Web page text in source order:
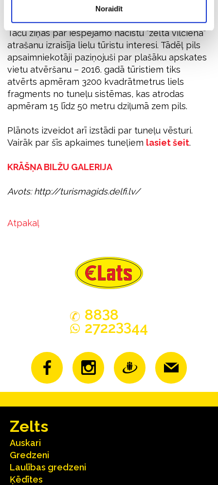
Noraidīt
Daļa no šīm pazemes būvēm jau līdz šim bijušas
pieejama publikai vietējā muzeja gidu pavadībā.
Taču ziņas par iespējamo nacistu "zelta vilciena"
atrašanu izraisīja lielu tūristu interesi. Tādēļ pils
apsaimniekotāji paziņojuši par plašāku apskates
vietu atvēršanu – 2016. gadā tūristiem tiks
atvērts apmēram 3200 kvadrātmetrus liels
fragments no tuneļu sistēmas, kas atrodas
apmēram 15 līdz 50 metru dziļumā zem pils.
Plānots izveidot arī izstādi par tuneļu vēsturi.
Vairāk par šīs apkaimes tuneļiem lasiet šeit.
KRĀŠŅA BILŽU GALERIJA
Avots: http://turismagids.delfi.lv/
Atpakaļ
8838
27223344
Zelts
Auskari
Gredzeni
Laulības gredzeni
Ķēdītes